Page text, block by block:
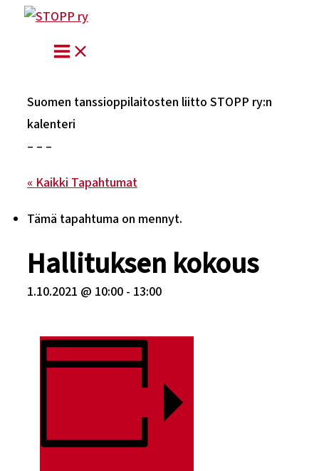
Siirry
Suomen tanssioppilaitosten liitto STOPP ry:n
kalenteri
– – –
« Kaikki Tapahtumat
Tämä tapahtuma on mennyt.
Hallituksen kokous
1.10.2021 @ 10:00- 13:00